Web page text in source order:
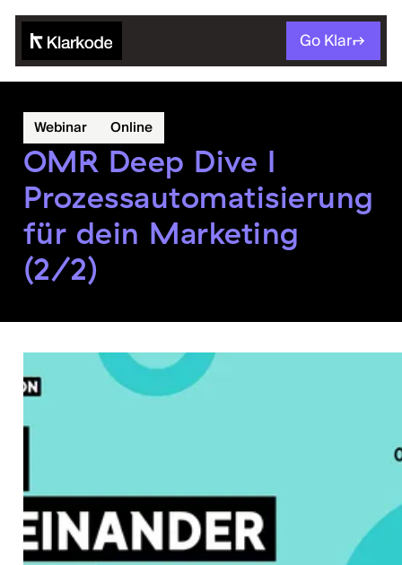
Go Klar
Webinar Online
OMR Deep Dive I
Prozessautomatisierung
für dein Marketing
(2/2)
Gemeinsam werden wir uns einen generellen
Überblick verschaffen und in Fallbeispiele
eintauchen, um Prozessautomatisierung und
No-Code besser zu verstehen. Dadurch kannst